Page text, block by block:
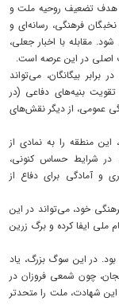
هدف تضعیف روحیه ملت و
فرهنگی، رسانه‌ای و
مقابله با اخبار جعلی،
اصلی در این عرصه است.
برابر بیگانگان، می‌تواند
بنیه‌های دفاعی (در
عمومی، از دیگر نقش‌های
این منطقه را به نمادی از
در شرایط حساس کنونی،
و آمادگی برای دفاع از
خود، می‌تواند در این
ایفا کرده و برگ زرین
در این سوگ بزرگ، یاد
چون شمعی فروزان در
شهادت، ملت را متحدتر